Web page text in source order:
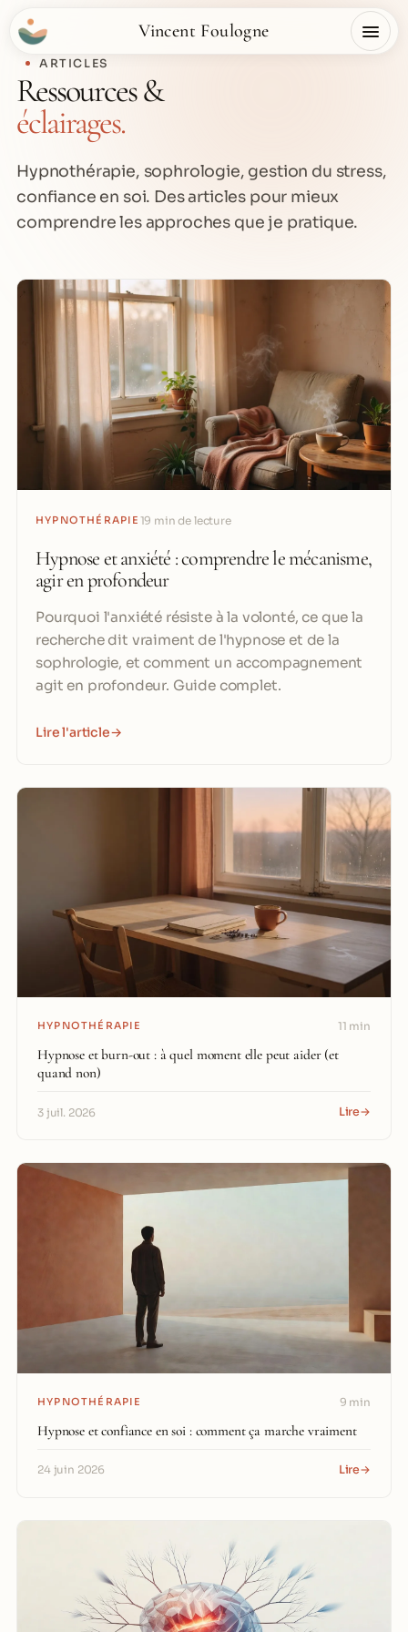
Vincent Foulogne
ARTICLES
Ressources &
éclairages.
Hypnothérapie, sophrologie, gestion du stress,
confiance en soi. Des articles pour mieux
comprendre les approches que je pratique.
HYPNOTHÉRAPIE 19 min de lecture
Hypnose et anxiété : comprendre le mécanisme,
agir en profondeur
Pourquoi l'anxiété résiste à la volonté, ce que la
recherche dit vraiment de l'hypnose et de la
sophrologie, et comment un accompagnement
agit en profondeur. Guide complet.
Lire l'article→
HYPNOTHÉRAPIE 11 min
Hypnose et burn-out : à quel moment elle peut aider (et
quand non)
3 juil. 2026 Lire→
HYPNOTHÉRAPIE 9 min
Hypnose et confiance en soi : comment ça marche vraiment
24 juin 2026 Lire→